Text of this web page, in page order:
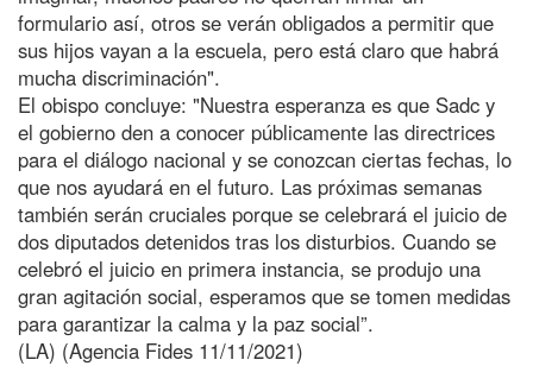
formulario así, otros se verán obligados a permitir que
sus hijos vayan a la escuela, pero está claro que habrá
mucha discriminación".
El obispo concluye: "Nuestra esperanza es que Sadc y
el gobierno den a conocer públicamente las directrices
para el diálogo nacional y se conozcan ciertas fechas, lo
que nos ayudará en el futuro. Las próximas semanas
también serán cruciales porque se celebrará el juicio de
dos diputados detenidos tras los disturbios. Cuando se
celebró el juicio en primera instancia, se produjo una
gran agitación social, esperamos que se tomen medidas
para garantizar la calma y la paz social”.
(LA) (Agencia Fides 11/11/2021)